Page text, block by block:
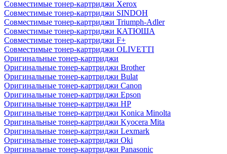
Совместимые тонер-картриджи Xerox
Совместимые тонер-картриджи SINDOH
Совместимые тонер-картриджи Triumph-Adler
Совместимые тонер-картриджи КАТЮША
Совместимые тонер-картриджи F+
Совместимые тонер-картриджи OLIVETTI
Оригинальные тонер-картриджи
Оригинальные тонер-картриджи Brother
Оригинальные тонер-картриджи Bulat
Оригинальные тонер-картриджи Canon
Оригинальные тонер-картриджи Epson
Оригинальные тонер-картриджи HP
Оригинальные тонер-картриджи Konica Minolta
Оригинальные тонер-картриджи Kyocera Mita
Оригинальные тонер-картриджи Lexmark
Оригинальные тонер-картриджи Oki
Оригинальные тонер-картриджи Panasonic